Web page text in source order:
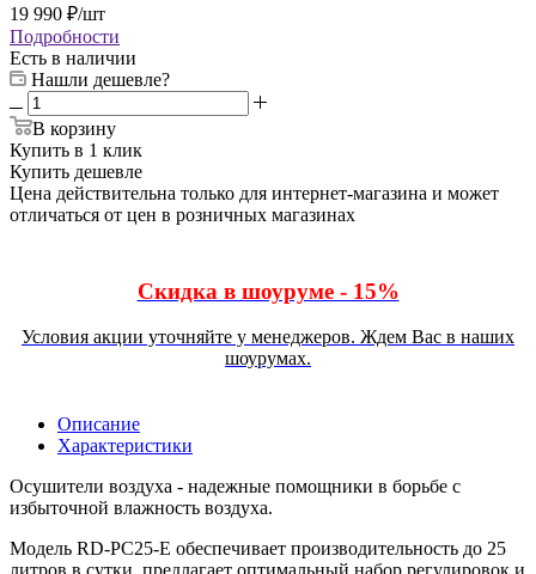
19 990 ₽/шт
Подробности
Есть в наличии
Нашли дешевле?
В корзину
Купить в 1 клик
Купить дешевле
Цена действительна только для интернет-магазина и может
отличаться от цен в розничных магазинах
Скидка в шоуруме - 15%
Условия акции уточняйте у менеджеров. Ждем Вас в наших
шоурумах.
Описание
Характеристики
Осушители воздуха - надежные помощники в борьбе с
избыточной влажность воздуха.
Модель RD-PC25-E обеспечивает производительность до 25